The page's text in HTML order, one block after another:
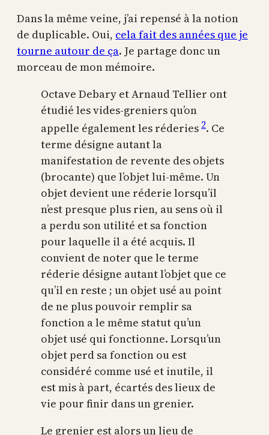
Dans la même veine, j’ai repensé à la notion
de duplicable. Oui, cela fait des années que je
tourne autour de ça. Je partage donc un
morceau de mon mémoire.
Octave Debary et Arnaud Tellier ont
étudié les vides-greniers qu’on
appelle également les réderies 2. Ce
terme désigne autant la
manifestation de revente des objets
(brocante) que l’objet lui-même. Un
objet devient une réderie lorsqu’il
n’est presque plus rien, au sens où il
a perdu son utilité et sa fonction
pour laquelle il a été acquis. Il
convient de noter que le terme
réderie désigne autant l’objet que ce
qu’il en reste ; un objet usé au point
de ne plus pouvoir remplir sa
fonction a le même statut qu’un
objet usé qui fonctionne. Lorsqu’un
objet perd sa fonction ou est
considéré comme usé et inutile, il
est mis à part, écartés des lieux de
vie pour finir dans un grenier.
Le grenier est alors un lieu de